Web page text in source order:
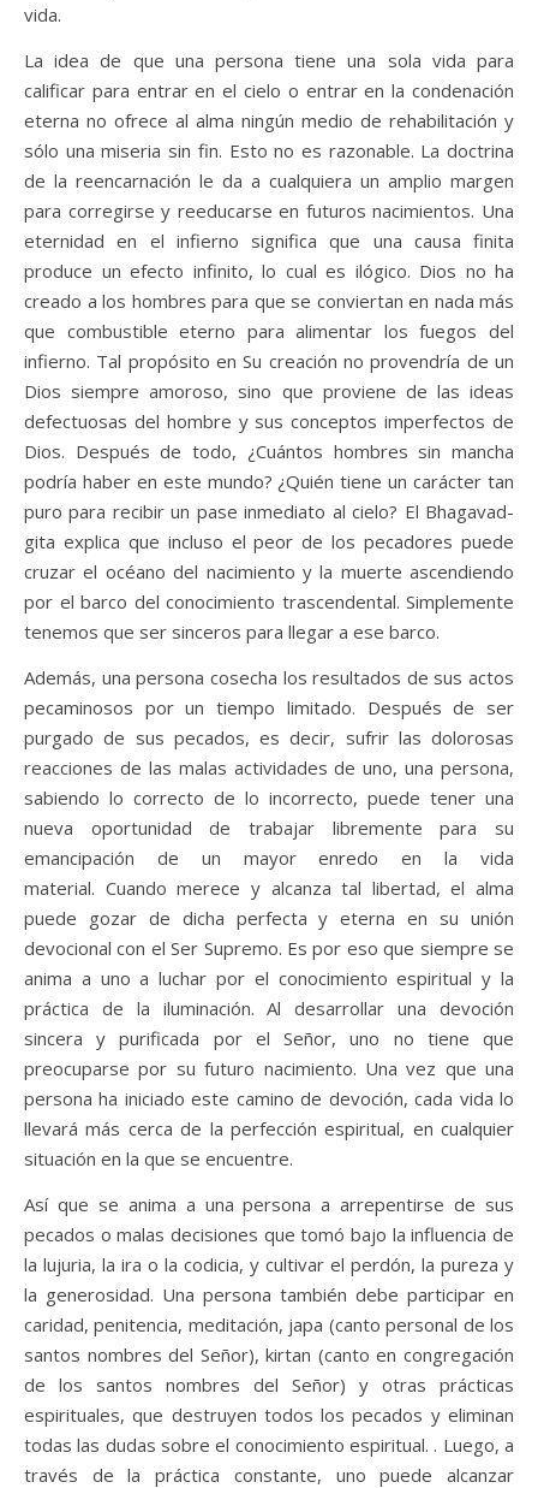
vida.
La idea de que una persona tiene una sola vida para
calificar para entrar en el cielo o entrar en la condenación
eterna no ofrece al alma ningún medio de rehabilitación y
sólo una miseria sin fin. Esto no es razonable. La doctrina
de la reencarnación le da a cualquiera un amplio margen
para corregirse y reeducarse en futuros nacimientos. Una
eternidad en el infierno significa que una causa finita
produce un efecto infinito, lo cual es ilógico. Dios no ha
creado a los hombres para que se conviertan en nada más
que combustible eterno para alimentar los fuegos del
infierno. Tal propósito en Su creación no provendría de un
Dios siempre amoroso, sino que proviene de las ideas
defectuosas del hombre y sus conceptos imperfectos de
Dios. Después de todo, ¿Cuántos hombres sin mancha
podría haber en este mundo? ¿Quién tiene un carácter tan
puro para recibir un pase inmediato al cielo? El Bhagavad-
gita explica que incluso el peor de los pecadores puede
cruzar el océano del nacimiento y la muerte ascendiendo
por el barco del conocimiento trascendental. Simplemente
tenemos que ser sinceros para llegar a ese barco.
Además, una persona cosecha los resultados de sus actos
pecaminosos por un tiempo limitado. Después de ser
purgado de sus pecados, es decir, sufrir las dolorosas
reacciones de las malas actividades de uno, una persona,
sabiendo lo correcto de lo incorrecto, puede tener una
nueva oportunidad de trabajar libremente para su
emancipación de un mayor enredo en la vida
material. Cuando merece y alcanza tal libertad, el alma
puede gozar de dicha perfecta y eterna en su unión
devocional con el Ser Supremo. Es por eso que siempre se
anima a uno a luchar por el conocimiento espiritual y la
práctica de la iluminación. Al desarrollar una devoción
sincera y purificada por el Señor, uno no tiene que
preocuparse por su futuro nacimiento. Una vez que una
persona ha iniciado este camino de devoción, cada vida lo
llevará más cerca de la perfección espiritual, en cualquier
situación en la que se encuentre.
Así que se anima a una persona a arrepentirse de sus
pecados o malas decisiones que tomó bajo la influencia de
la lujuria, la ira o la codicia, y cultivar el perdón, la pureza y
la generosidad. Una persona también debe participar en
caridad, penitencia, meditación, japa (canto personal de los
santos nombres del Señor), kirtan (canto en congregación
de los santos nombres del Señor) y otras prácticas
espirituales, que destruyen todos los pecados y eliminan
todas las dudas sobre el conocimiento espiritual. . Luego, a
través de la práctica constante, uno puede alcanzar